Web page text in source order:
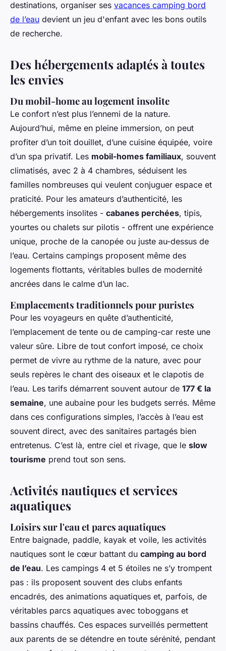
destinations, organiser ses vacances camping bord
de l’eau devient un jeu d'enfant avec les bons outils
de recherche.
Des hébergements adaptés à toutes
les envies
Du mobil-home au logement insolite
Le confort n’est plus l’ennemi de la nature.
Aujourd’hui, même en pleine immersion, on peut
profiter d’un toit douillet, d’une cuisine équipée, voire
d’un spa privatif. Les mobil-homes familiaux, souvent
climatisés, avec 2 à 4 chambres, séduisent les
familles nombreuses qui veulent conjuguer espace et
praticité. Pour les amateurs d’authenticité, les
hébergements insolites - cabanes perchées, tipis,
yourtes ou chalets sur pilotis - offrent une expérience
unique, proche de la canopée ou juste au-dessus de
l’eau. Certains campings proposent même des
logements flottants, véritables bulles de modernité
ancrées dans le calme d’un lac.
Emplacements traditionnels pour puristes
Pour les voyageurs en quête d’authenticité,
l’emplacement de tente ou de camping-car reste une
valeur sûre. Libre de tout confort imposé, ce choix
permet de vivre au rythme de la nature, avec pour
seuls repères le chant des oiseaux et le clapotis de
l’eau. Les tarifs démarrent souvent autour de 177 € la
semaine, une aubaine pour les budgets serrés. Même
dans ces configurations simples, l’accès à l’eau est
souvent direct, avec des sanitaires partagés bien
entretenus. C’est là, entre ciel et rivage, que le slow
tourisme prend tout son sens.
Activités nautiques et services
aquatiques
Loisirs sur l'eau et parcs aquatiques
Entre baignade, paddle, kayak et voile, les activités
nautiques sont le cœur battant du camping au bord
de l’eau. Les campings 4 et 5 étoiles ne s’y trompent
pas : ils proposent souvent des clubs enfants
encadrés, des animations aquatiques et, parfois, de
véritables parcs aquatiques avec toboggans et
bassins chauffés. Ces espaces surveillés permettent
aux parents de se détendre en toute sérénité, pendant